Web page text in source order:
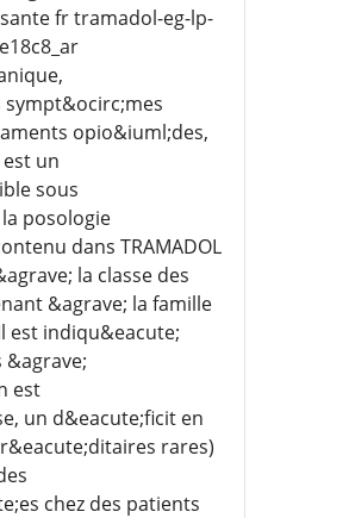
fr tramadol-eg-lp-
opio&iuml;des,
un
sous
posologie
dans TRAMADOL
la classe des
&agrave; la famille
est indiqu&eacute;
est
un d&eacute;ficit en
rares)
chez des patients